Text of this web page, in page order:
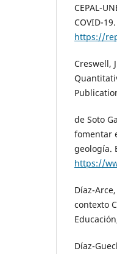
CEPAL-
COVID-
https://
Creswell,
de Soto
fomentar
geología.
https://
Díaz-
contexto
Díaz-